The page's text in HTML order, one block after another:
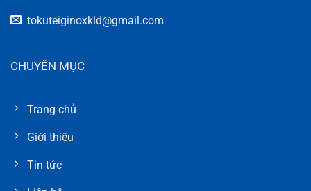
tokuteiginoxkld@gmail.com
CHUYÊN MỤC
Trang chủ
Giới thiệu
Tin tức